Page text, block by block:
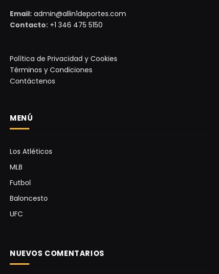
Email: admin@allin1deportes.com
Contacto: +1 346 475 5150
Política de Privacidad y Cookies
Términos y Condiciones
Contáctenos
MENÚ
Los Atléticos
MLB
Futbol
Baloncesto
UFC
NUEVOS COMENTARIOS